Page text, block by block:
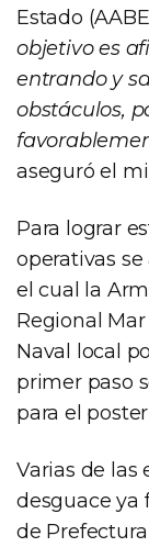
Estado
objetivo es
entrando y
obstáculos,
aseguró el
Para lograr
operativas
el cual la
Regional
Naval local
primer paso
para el
Varias de las
desguace ya
de